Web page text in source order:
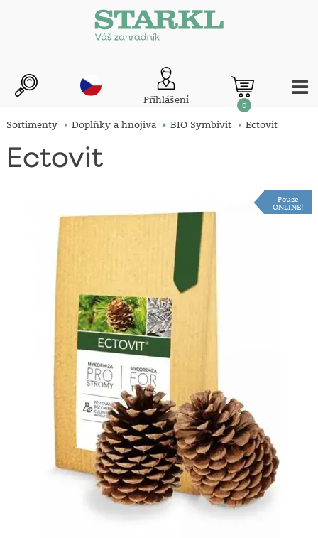
Přihlášení 0
Sortimenty Doplňky a hnojiva BIO Symbivit Ectovit
Ectovit
Pouze
ONLINE!